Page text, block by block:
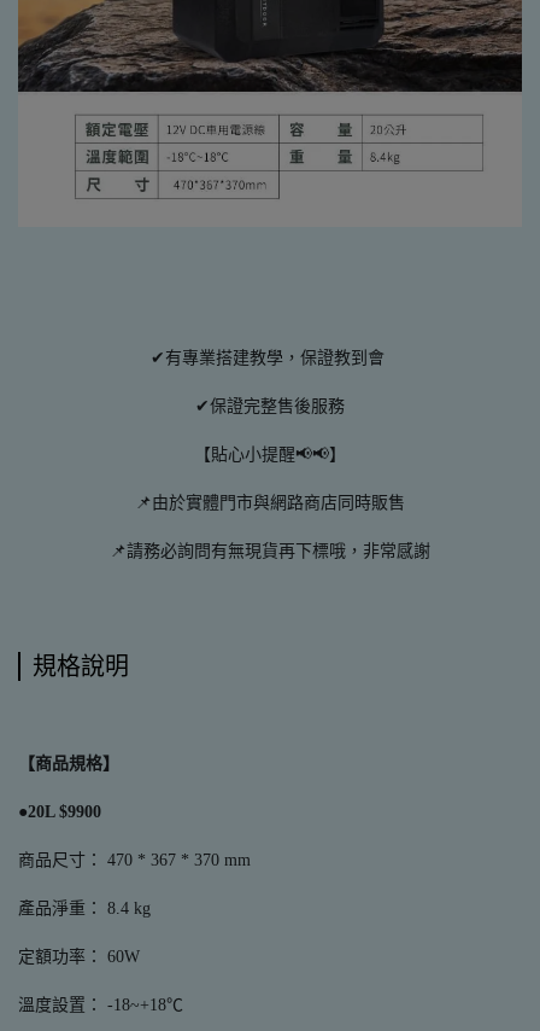
✔有專業搭建教學，保證教到會
✔保證完整售後服務
【貼心小提醒📢📢】
📌由於實體門市與網路商店同時販售
📌請務必詢問有無現貨再下標哦，非常感謝
規格說明
【商品規格】
●20L $9900
商品尺寸： 470 * 367 * 370 mm
產品淨重： 8.4 kg
定額功率： 60W
溫度設置： -18~+18℃